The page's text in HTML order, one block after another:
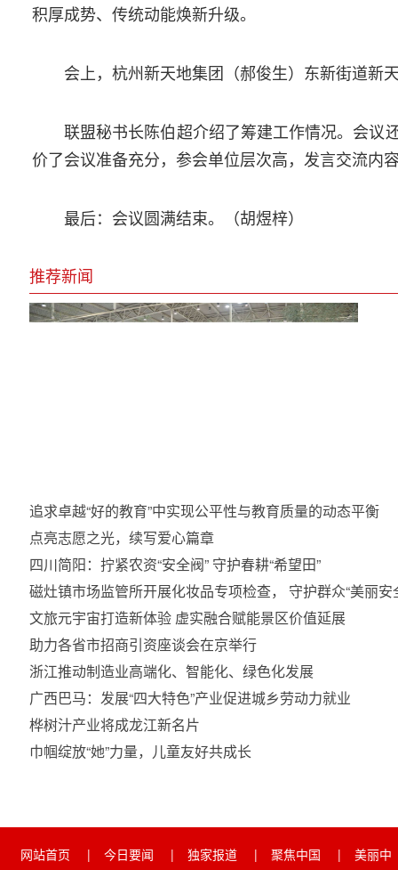
积厚成势、传统动能焕新升级。
会上，杭州新天地集团（郝俊生）东新街道新
联盟秘书长陈伯超介绍了筹建工作情况。会议
价了会议准备充分，参会单位层次高，发言交流内
最后：会议圆满结束。（胡煜梓）
推荐新闻
追求卓越“好的教育”中实现公平性与教育质量的动态平衡
点亮志愿之光，续写爱心篇章
四川简阳：拧紧农资“安全阀” 守护春耕“希望田”
磁灶镇市场监管所开展化妆品专项检查， 守护群众“美丽安
文旅元宇宙打造新体验 虚实融合赋能景区价值延展
助力各省市招商引资座谈会在京举行
浙江推动制造业高端化、智能化、绿色化发展
广西巴马：发展“四大特色”产业促进城乡劳动力就业
桦树汁产业将成龙江新名片
巾帼绽放“她”力量，儿童友好共成长
网站首页 | 今日要闻 | 独家报道 | 聚焦中国 |
美丽中